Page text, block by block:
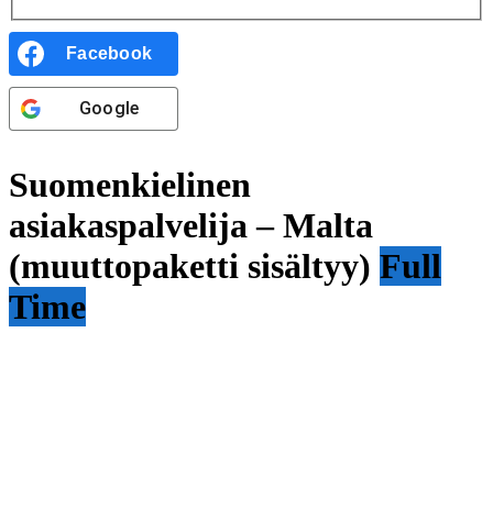
Facebook
Google
Suomenkielinen
asiakaspalvelija – Malta
(muuttopaketti sisältyy) Full
Time